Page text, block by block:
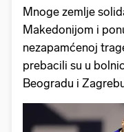
Mnoge zemlje
Makedonijom i
nezapamćenoj
prebacili su u
Beogradu i